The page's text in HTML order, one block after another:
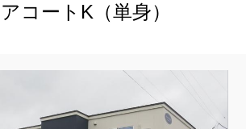
コートK（単身）